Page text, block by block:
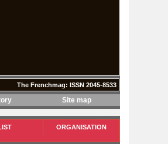
The Frenchmag: ISSN 2045-8533
Site map
ORGANISATION